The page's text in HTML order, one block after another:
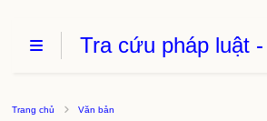
Tra cứu pháp luật
thuật phần mềm
Trang chủ Văn bản